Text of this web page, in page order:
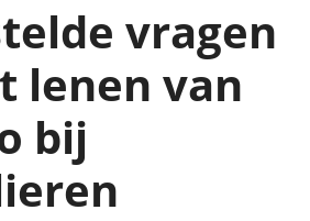
vragen
lenen van
bij